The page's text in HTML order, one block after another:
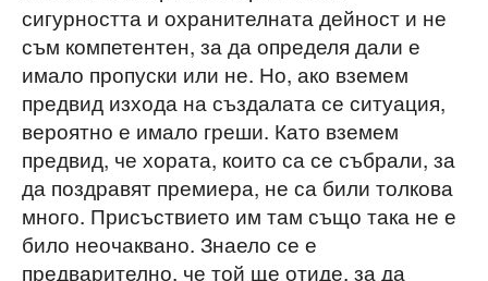
сигурността и охранителната дейност и не
съм компетентен, за да определя дали е
имало пропуски или не. Но, ако вземем
предвид изхода на създалата се ситуация,
вероятно е имало греши. Като вземем
предвид, че хората, които са се събрали, за
да поздравят премиера, не са били толкова
много. Присъствието им там също така не е
било неочаквано. Знаело се е
предварително, че той ще отиде, за да